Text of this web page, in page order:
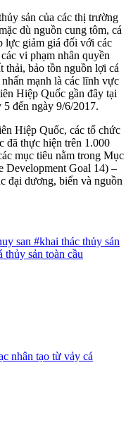
sản của các thị trường
dù nguồn cung tôm, cá
lực giảm giá đối với các
vi phạm nhân quyền
thải, bảo tồn nguồn lợi cá
mạnh là các lĩnh vực
Hiệp Quốc gần đây tại
đến ngày 9/6/2017.
Hiệp Quốc, các tổ chức
đã thực hiện trên 1.000
mục tiêu nằm trong Mục
Development Goal 14) –
đại dương, biển và nguồn
san #khai thác thủy sản
thủy sản toàn cầu
nhân tạo từ vảy cá